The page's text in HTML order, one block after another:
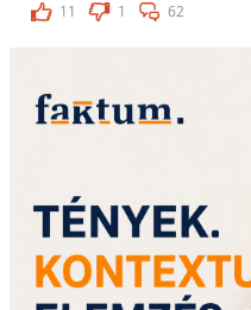
11
1 62